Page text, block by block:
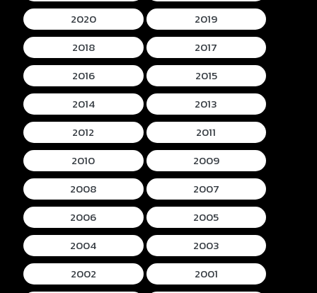
2020
2019
2018
2017
2016
2015
2014
2013
2012
2011
2010
2009
2008
2007
2006
2005
2004
2003
2002
2001